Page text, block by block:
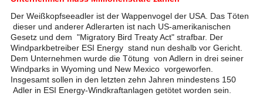
Der Weißkopfseeadler ist der Wappenvogel der USA. Das Töten
dieser und anderer Adlerarten ist nach US-amerikanischen
Gesetz und dem "Migratory Bird Treaty Act" strafbar. Der
Windparkbetreiber ESI Energy stand nun deshalb vor Gericht.
Dem Unternehmen wurde die Tötung von Adlern in drei seiner
Windparks in Wyoming und New Mexico vorgeworfen.
Insgesamt sollen in den letzten zehn Jahren mindestens 150
Adler in ESI Energy-Windkraftanlagen getötet worden sein.